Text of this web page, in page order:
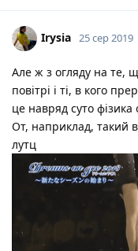
Irysia 25 сер 2019
Але ж з огляду на те,
повітрі і ті, в кого
це навряд суто фізика
От, наприклад, такий
лутц